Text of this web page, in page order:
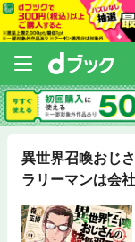
異世界召喚おじ
ラリーマンは会